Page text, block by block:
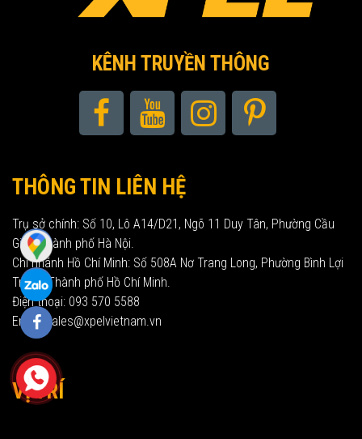
KÊNH TRUYỀN THÔNG
THÔNG TIN LIÊN HỆ
Trụ sở chính: Số 10, Lô A14/D21, Ngõ 11 Duy Tân, Phường Cầu
Giấy, Thành phố Hà Nội.
Chi nhánh Hồ Chí Minh: Số 508A Nơ Trang Long, Phường Bình Lợi
Trung, Thành phố Hồ Chí Minh.
Điện thoại: 093 570 5588
Email: sales@xpelvietnam.vn
VỊ TRÍ